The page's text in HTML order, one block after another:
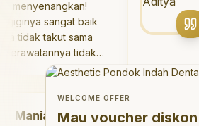
menyenangkan!
giginya sangat baik
saya tidak takut sama
Perawatannya tidak
dan saya bisa bermain
suka pergi ke dokter
sekarang!
"
Welcome Offer
Mau voucher diskon
WELCOME OFFER
Mau voucher diskon